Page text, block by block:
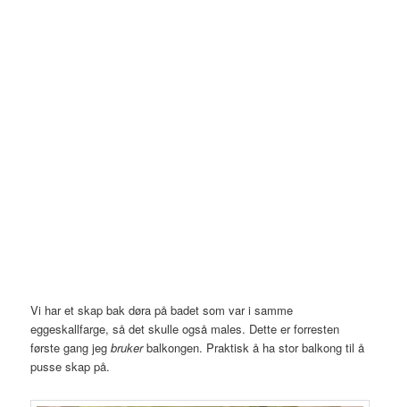
Vi har et skap bak døra på badet som var i samme
eggeskallfarge, så det skulle også males. Dette er forresten
første gang jegbrukerbalkongen. Praktisk å ha stor balkong til å
pusse skap på.